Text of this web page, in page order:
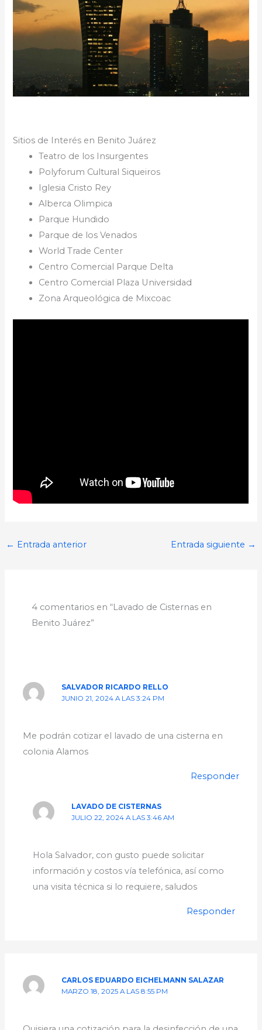
Sitios de Interés en Benito Juárez
Teatro de los Insurgentes
Polyforum Cultural Siqueiros
Iglesia Cristo Rey
Alberca Olimpica
Parque Hundido
Parque de los Venados
World Trade Center
Centro Comercial Parque Delta
Centro Comercial Plaza Universidad
Zona Arqueológica de Mixcoac
← Entrada anterior Entrada siguiente →
4 comentarios en “Lavado de Cisternas en
Benito Juárez”
SALVADOR RICARDO RELLO
JUNIO 21, 2024 A LAS 3:24 PM
Me podrán cotizar el lavado de una cisterna en
colonia Alamos
Responder
LAVADO DE CISTERNAS
JULIO 22, 2024 A LAS 3:46 AM
Hola Salvador, con gusto puede solicitar
información y costos vía telefónica, así como
una visita técnica si lo requiere, saludos
Responder
CARLOS EDUARDO EICHELMANN SALAZAR
MARZO 18, 2025 A LAS 8:55 PM